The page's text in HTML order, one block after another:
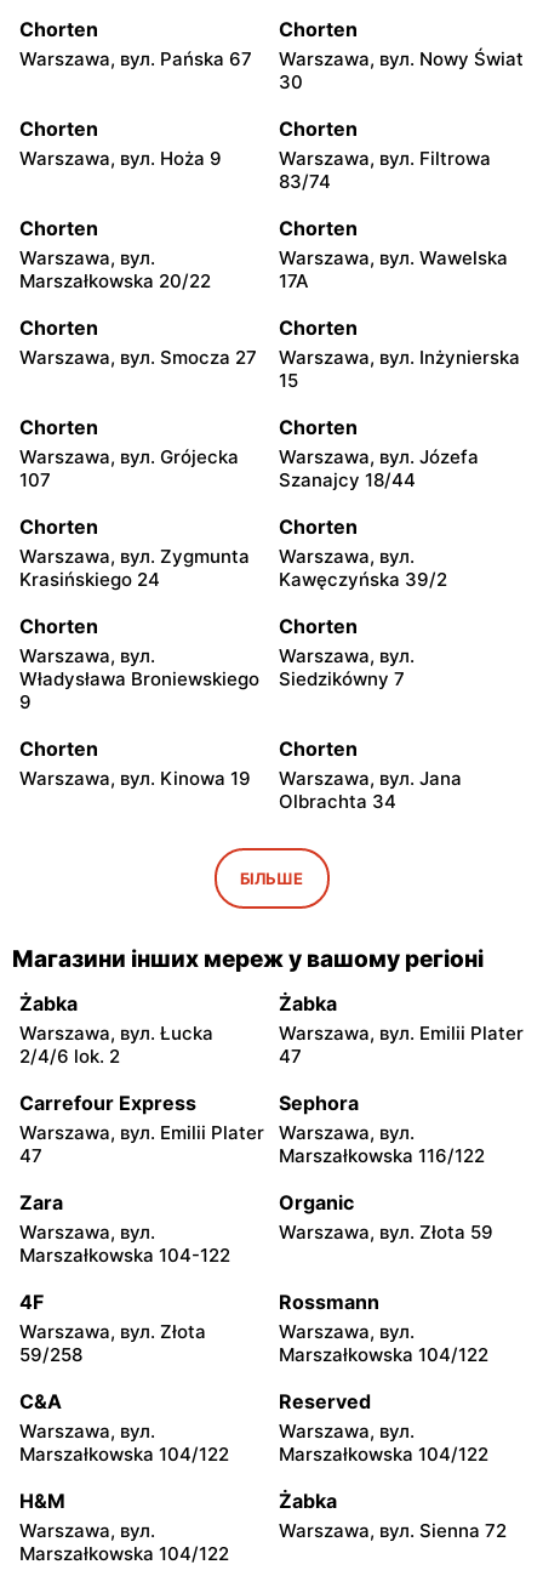
Chorten
Warszawa, вул. Pańska 67
Chorten
Warszawa, вул. Nowy Świat
30
Chorten
Warszawa, вул. Hoża 9
Chorten
Warszawa, вул. Filtrowa
83/74
Chorten
Warszawa, вул.
Marszałkowska 20/22
Chorten
Warszawa, вул. Wawelska
17A
Chorten
Warszawa, вул. Smocza 27
Chorten
Warszawa, вул. Inżynierska
15
Chorten
Warszawa, вул. Grójecka
107
Chorten
Warszawa, вул. Józefa
Szanajcy 18/44
Chorten
Warszawa, вул. Zygmunta
Krasińskiego 24
Chorten
Warszawa, вул.
Kawęczyńska 39/2
Chorten
Warszawa, вул.
Władysława Broniewskiego
9
Chorten
Warszawa, вул.
Siedzikówny 7
Chorten
Warszawa, вул. Kinowa 19
Chorten
Warszawa, вул. Jana
Olbrachta 34
Chorten
Warszawa, вул. Franciszka
Żymirskiego 7/168u
Chorten
Wejherowska 20
Chorten
Warszawa, вул. Siennicka
6/18
Chorten
Barkocińska 6
Chorten
28\U4
Chorten Chorten
Romana Abrahama 7a
Chorten
Wrocławska 27 lok.100/103
Chorten
Wrocławska 18/1a
Chorten
Pułku 15c
Chorten
Gwiaździsta 29a
Chorten Chorten
Władysława Tatarkiewicza
10a
Chorten
БІЛЬШЕ
Магазини інших мереж у вашому регіоні
Żabka
Warszawa, вул. Łucka
2/4/6 lok. 2
Żabka
Warszawa, вул. Emilii Plater
47
Carrefour Express
Warszawa, вул. Emilii Plater
47
Sephora
Warszawa, вул.
Marszałkowska 116/122
Zara
Warszawa, вул.
Marszałkowska 104-122
Organic
Warszawa, вул. Złota 59
4F
Warszawa, вул. Złota
59/258
Rossmann
Warszawa, вул.
Marszałkowska 104/122
C&A
Warszawa, вул.
Marszałkowska 104/122
Reserved
Warszawa, вул.
Marszałkowska 104/122
H&M
Warszawa, вул.
Marszałkowska 104/122
Żabka
Warszawa, вул. Sienna 72